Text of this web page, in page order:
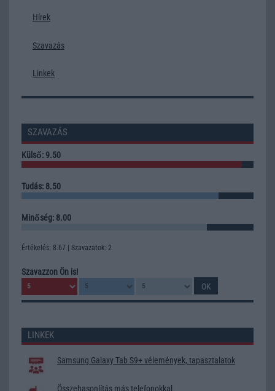
Hírek
Szavazás
Linkek
SZAVAZÁS
Külső: 9.50
Tudás: 8.50
Minőség: 8.00
Értékelés: 8.67 | Szavazatok: 2
Szavazzon Ön is!
LINKEK
Samsung Galaxy Tab S9+ vélemények, tapasztalatok
Összehasonlítás más telefonokkal